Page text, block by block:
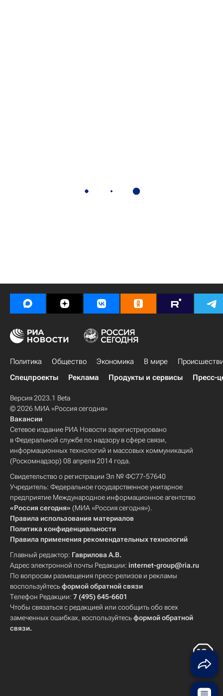
Политика Общество Экономика В мире
Спецпроекты
Реклама Продукты и сервисы Пресс-
Версия 2023.1 Beta
© 2026 МИА «Россия сегодня»
Вакансии
Сетевое издание РИА Новости зарегистрировано
в Федеральной службе по надзору в сфере связи,
информационных технологий и массовых коммуникаций
(Роскомнадзор) 08 апреля 2014 года.
Свидетельство о регистрации Эл № ФС77-57640
Учредитель: Федеральное государственное унитарное
предприятие Международное информационное агентство
«Россия сегодня» (МИА «Россия сегодня»).
Правила использования материалов
Политика конфиденциальности
Правила применения рекомендательных технологий
Главный редактор: Гаврилова А.В.
Адрес электронной почты Редакции: internet-group@ria.ru
По вопросам размещения пресс-релизов и рекламы
воспользуйтесьформой обратной связи
Телефон Редакции: 7 (495) 645-6601
Чтобы связаться с редакцией или сообщить обо всех
замеченных ошибках, воспользуйтесьформой обратной
связи.